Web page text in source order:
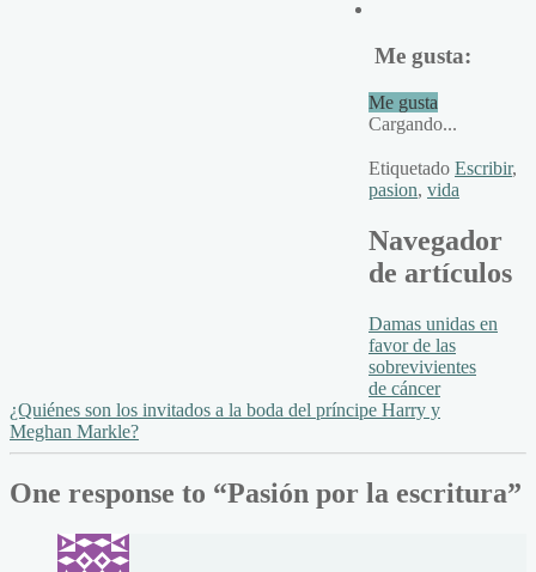
Me gusta:
Me gusta
Cargando...
Etiquetado Escribir,
pasion, vida
Navegador
de artículos
Damas unidas en
favor de las
sobrevivientes
de cáncer
¿Quiénes son los invitados a la boda del príncipe Harry y
Meghan Markle?
One response to “Pasión por la escritura”